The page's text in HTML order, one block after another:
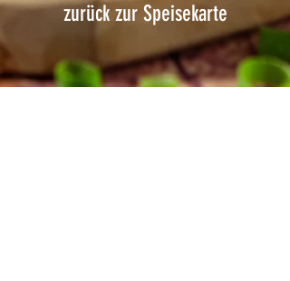
zurück zur Speisekarte